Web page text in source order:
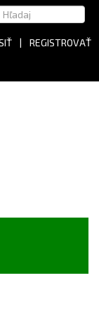
| REGISTROVAŤ